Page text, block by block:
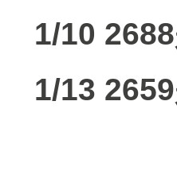
1/10
1/13